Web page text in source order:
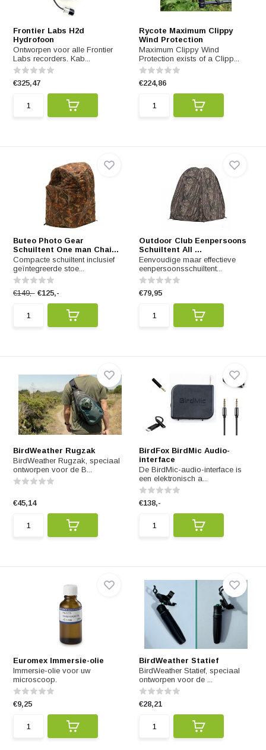
Frontier Labs H2d
Hydrofoon
Ontworpen voor alle Frontier
Labs recorders. Kab...
€325,47
Rycote Maximum Clippy
Wind Protection
Maximum Clippy Wind
Protection exists of a Clipp...
€224,86
Buteo Photo Gear
Schuiltent One man Chai...
Compacte schuiltent inclusief
geïntegreerde stoe...
€149,- €125,-
Outdoor Club Eenpersoons
Schuiltent All ...
Eenvoudige maar effectieve
eenpersoonsschuiltent...
€79,95
BirdWeather Rugzak
BirdWeather Rugzak, speciaal
ontworpen voor de B...
€45,14
BirdFox BirdMic Audio-
interface
De BirdMic-audio-interface is
een elektronisch a...
€138,-
Euromex Immersie-olie
Immersie-olie voor uw
microscoop.
€9,25
BirdWeather Statief
BirdWeather Statief, speciaal
ontworpen voor de ...
€28,21